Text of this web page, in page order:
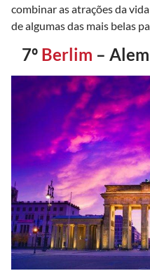
combinar as atrações da
de algumas das mais belas
7º Berlim –